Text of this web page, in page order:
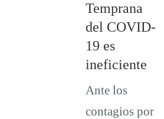
Temprana
del COVID-
19 es
ineficiente
Ante los
contagios por